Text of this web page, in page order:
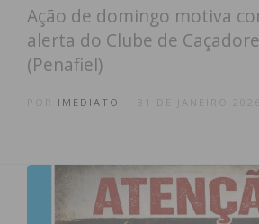
Ação de domingo motiva
alerta do Clube de
(Penafiel)
IMEDIATO 31 DE JANEIRO 2026